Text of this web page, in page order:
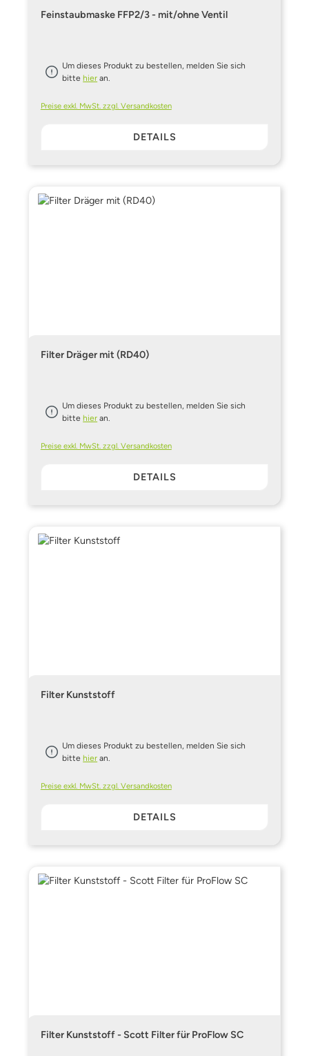
Feinstaubmaske FFP2/3 - mit/ohne Ventil
Um dieses Produkt zu bestellen, melden Sie sich
bittehier an.
Preise exkl. MwSt. zzgl. Versandkosten
DETAILS
Filter Dräger mit (RD40)
Um dieses Produkt zu bestellen, melden Sie sich
bittehier an.
Preise exkl. MwSt. zzgl. Versandkosten
DETAILS
Filter Kunststoff
Um dieses Produkt zu bestellen, melden Sie sich
bittehier an.
Preise exkl. MwSt. zzgl. Versandkosten
DETAILS
Filter Kunststoff - Scott Filter für ProFlow SC